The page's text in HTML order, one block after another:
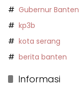
Gubernur Banten
kp3b
kota serang
berita banten
Informasi